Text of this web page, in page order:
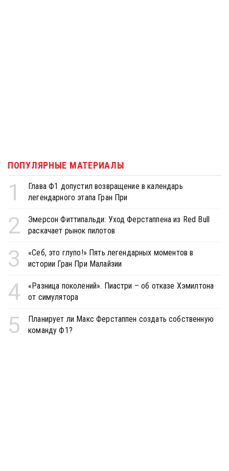
ПОПУЛЯРНЫЕ МАТЕРИАЛЫ
1
Глава Ф1 допустил возвращение в календарь
легендарного этапа Гран При
2
Эмерсон Фиттипальди: Уход Ферстаппена из Red Bull
раскачает рынок пилотов
3
«Себ, это глупо!» Пять легендарных моментов в
истории Гран При Малайзии
4
«Разница поколений». Пиастри – об отказе Хэмилтона
от симулятора
5
Планирует ли Макс Ферстаппен создать собственную
команду Ф1?